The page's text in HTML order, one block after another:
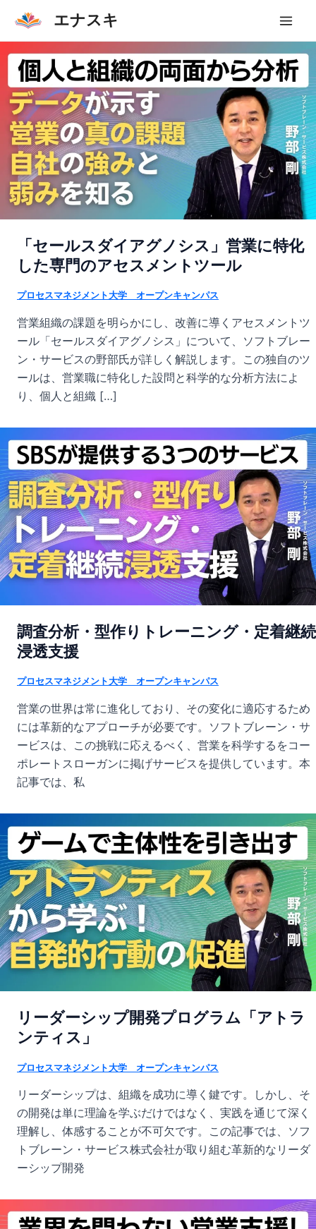
を
キ
ッ
エナスキ
「セールスダイアグノシス」営業に特化
した専門のアセスメントツール
プロセスマネジメント大学 オープンキャンパス
営業組織の課題を明らかにし、改善に導くアセスメントツ
ール「セールスダイアグノシス」について、ソフトブレー
ン・サービスの野部氏が詳しく解説します。この独自のツ
ールは、営業職に特化した設問と科学的な分析方法によ
り、個人と組織 […]
調査分析・型作りトレーニング・定着継続
浸透支援
プロセスマネジメント大学 オープンキャンパス
営業の世界は常に進化しており、その変化に適応するため
には革新的なアプローチが必要です。ソフトブレーン・サ
ービスは、この挑戦に応えるべく、営業を科学するをコー
ポレートスローガンに掲げサービスを提供しています。本
記事では、私
リーダーシップ開発プログラム「アトラ
ンティス」
プロセスマネジメント大学 オープンキャンパス
リーダーシップは、組織を成功に導く鍵です。しかし、そ
の開発は単に理論を学ぶだけではなく、実践を通じて深く
理解し、体感することが不可欠です。この記事では、ソフ
トブレーン・サービス株式会社が取り組む革新的なリーダ
ーシップ開発